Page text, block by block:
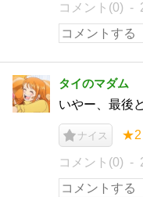
コメント(0)
タイのマダム
いやー、最後
ナイス ★2
コメント(0)